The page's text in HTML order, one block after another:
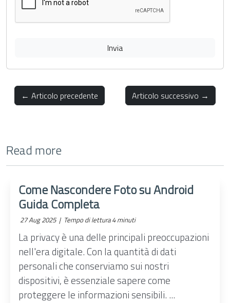
Invia
← Articolo precedente Articolo successivo →
Read more
Come Nascondere Foto su Android
Guida Completa
27 Aug 2025 | Tempo di lettura 4 minuti
La privacy è una delle principali preoccupazioni
nell'era digitale. Con la quantità di dati
personali che conserviamo sui nostri
dispositivi, è essenziale sapere come
proteggere le informazioni sensibili. ...